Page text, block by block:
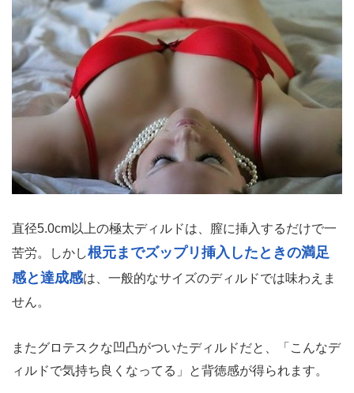
直径5.0cm以上の極太ディルドは、膣に挿入するだけで一
苦労。しかし根元までズップリ挿入したときの満足
感と達成感は、一般的なサイズのディルドでは味わえま
せん。
またグロテスクな凹凸がついたディルドだと、「こんなデ
ィルドで気持ち良くなってる」と背徳感が得られます。